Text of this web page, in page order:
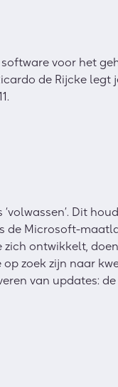
voor het
de Rijcke legt
Dit
de Microsoft-
ontwikkelt,
zoek zijn naar
van updates: de